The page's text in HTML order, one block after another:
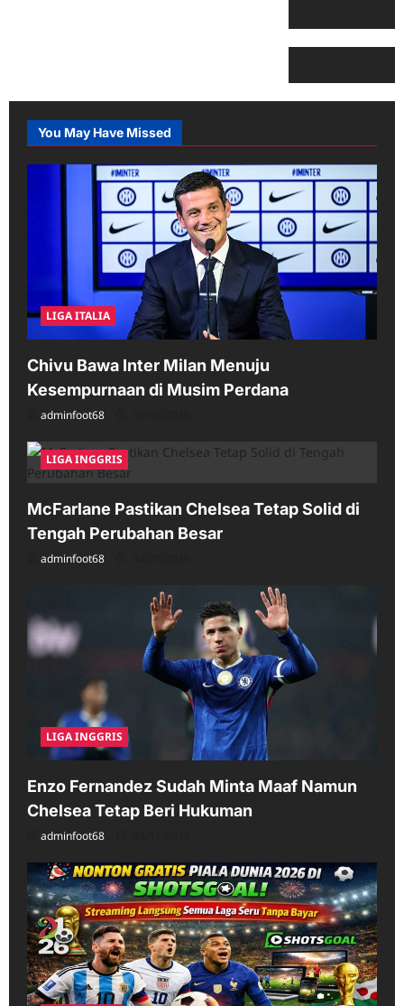
You May Have Missed
LIGA ITALIA
Chivu Bawa Inter Milan Menuju
Kesempurnaan di Musim Perdana
adminfoot68
LIGA INGGRIS
McFarlane Pastikan Chelsea Tetap Solid di
Tengah Perubahan Besar
adminfoot68
LIGA INGGRIS
Enzo Fernandez Sudah Minta Maaf Namun
Chelsea Tetap Beri Hukuman
adminfoot68